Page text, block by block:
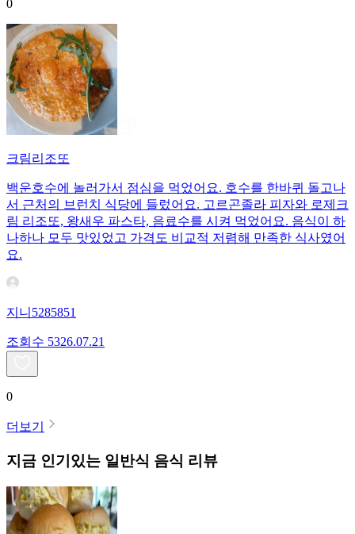
0
크림리조또
백운호수에 놀러가서 점심을 먹었어요. 호수를 한바퀴 돌고나
서 근처의 브런치 식당에 들렀어요. 고르곤졸라 피자와 로제크
림 리조또, 왕새우 파스타, 음료수를 시켜 먹었어요. 음식이 하
나하나 모두 맛있었고 가격도 비교적 저렴해 만족한 식사였어
요.
지니5285851
조회수 5326.07.21
0
더보기
지금 인기있는 일반식 음식 리뷰